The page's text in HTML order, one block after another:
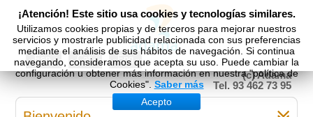
Esp Cat Eng
(c) Adama
Tel. 93 462 73 95
¡Atención! Este sitio usa cookies y tecnologías similares.
Utilizamos cookies propias y de terceros para mejorar nuestros
servicios y mostrarle publicidad relacionada con sus preferencias
mediante el análisis de sus hábitos de navegación. Si continua
navegando, consideramos que acepta su uso. Puede cambiar la
configuración u obtener más información en nuestra "política de
Cookies". Saber más
Acepto